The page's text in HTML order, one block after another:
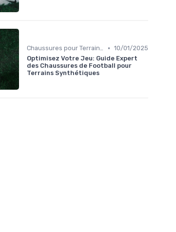
Chaussures pour Terrains Synthétiques • 10/01/2025
Optimisez Votre Jeu: Guide Expert
des Chaussures de Football pour
Terrains Synthétiques